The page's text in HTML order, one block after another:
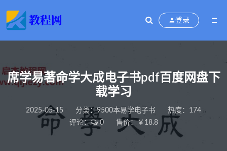
登录
席学易著命学大成电子书pdf百度网盘下
载学习
2025-05-15 分类：9500本易学电子书
热度：174
评论：
0 售价：￥18.8